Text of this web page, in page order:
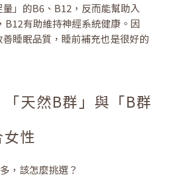
」的B6、B12，反而能幫助入
B12有助維持神經系統健康。因
睡眠品質，睡前補充也是很好的
天然B群」與「B群
性
，該怎麼挑選？